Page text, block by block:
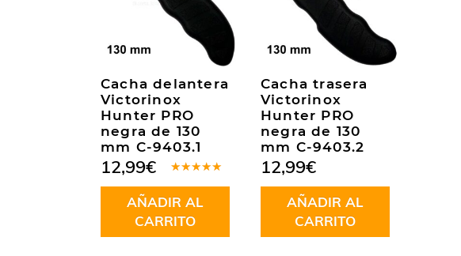
Cacha delantera
Victorinox
Hunter PRO
negra de 130
mm C-9403.1
en5.00de
5
12,99€
AÑADIR AL
CARRITO
Cacha trasera
Victorinox
Hunter PRO
negra de 130
mm C-9403.2
12,99€
AÑADIR AL
CARRITO